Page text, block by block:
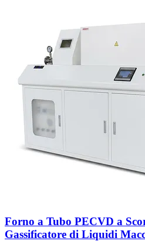
Forno a Tubo PECVD a
Gassificatore di Liquidi